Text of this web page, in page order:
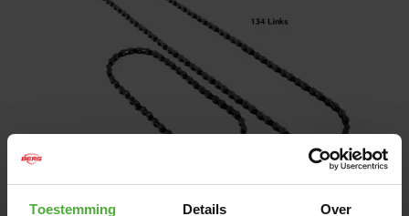
Toestemming Details Over
1/1